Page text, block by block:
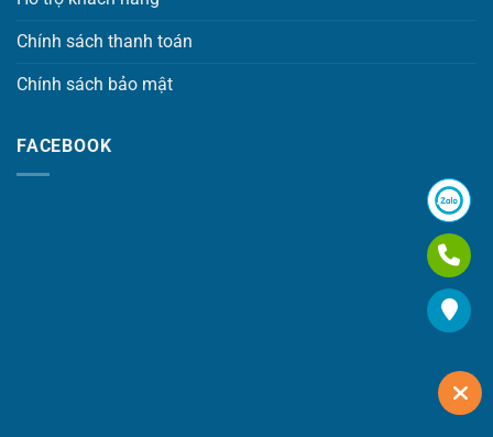
Chính sách thanh toán
Chính sách bảo mật
FACEBOOK